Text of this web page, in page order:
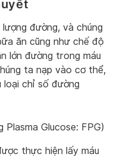
đường, và chúng
ăn cũng như chế độ
lớn đường trong máu
ta nạp vào cơ thể,
loại chỉ số đường
Plasma Glucose: FPG)
thực hiện lấy máu